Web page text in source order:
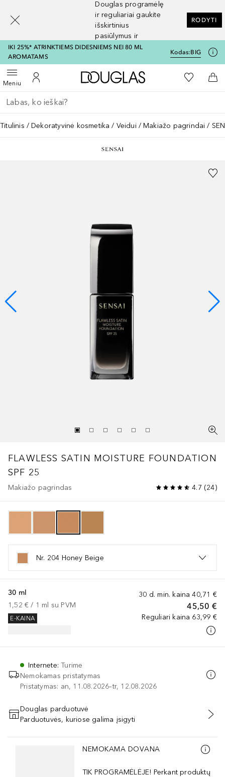
Douglas programėlę
ir reguliariai gaukite
išskirtinius
pasiūlymus ir
nuolaidas
RODYTI
IKI 25%* ATRINKTIEMS DIDESNIEMS NEI 80 ML
AROMATAMS
Kodas:BIG
MeniuAtidaryti meniuĮ mano paskyrą
Į Douglas pagrindinį
Į mano
Į
Grįžk atgal
Vykdykite paiešką
Titulinis Dekoratyvinė kosmetika Veidui Makiažo pagrindai
FLAWLESS SATIN MOISTURE FOUNDATION
SPF 25
Makiažo pagrindas 4.7 (24)
Nr. 204 Honey Beige
30 d. min. kaina 40,71 €
45,50 €
Reguliari kaina 63,99 €
30 ml
1,52 € / 1 ml su PVM
E-KAINA
Internete:Turime
Nemokamas pristatymas
Pristatymas: an, 11.08.2026–tr, 12.08.2026
PRIDĖTI Į KREPŠELĮ
Douglas parduotuvė
Parduotuvės, kuriose galima įsigyti
Praleisti slankiklį
NEMOKAMA DOVANA
TIK PROGRAMĖLĖJE! Perkant produktų
[navigation.slideout.screenreader]